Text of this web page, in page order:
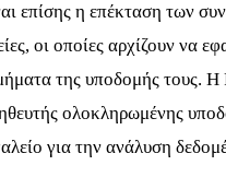
επίσης η επέκταση των
οι οποίες αρχίζουν να
της υποδομής τους. Η
ολοκληρωμένης
για την ανάλυση